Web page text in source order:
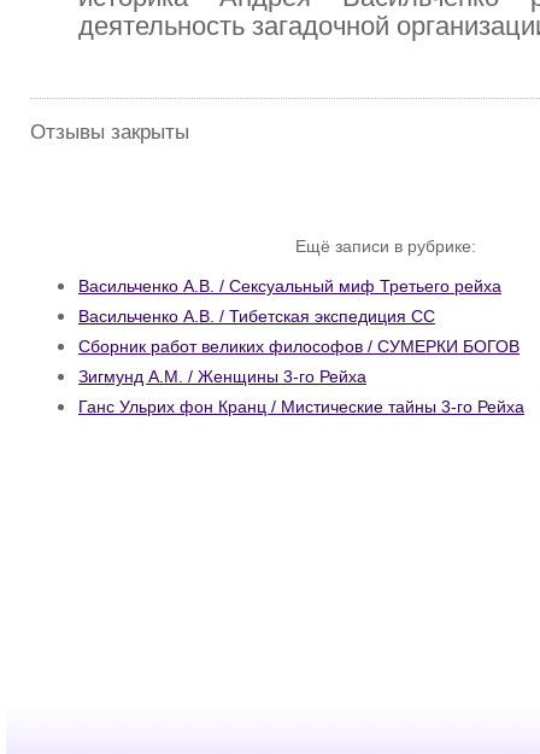
деятельность загадочной
Отзывы закрыты
Ещё записи в рубрике:
Васильченко А.В. / Сексуальный миф Третьего рейха
Васильченко А.В. / Тибетская экспедиция СС
Сборник работ великих философов / СУМЕРКИ БОГОВ
Зигмунд А.М. / Женщины 3-го Рейха
Ганс Ульрих фон Кранц / Мистические тайны 3-го Рейха